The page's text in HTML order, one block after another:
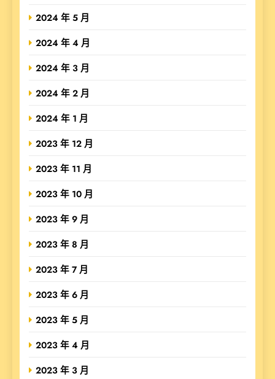
2024 年 5 月
2024 年 4 月
2024 年 3 月
2024 年 2 月
2024 年 1 月
2023 年 12 月
2023 年 11 月
2023 年 10 月
2023 年 9 月
2023 年 8 月
2023 年 7 月
2023 年 6 月
2023 年 5 月
2023 年 4 月
2023 年 3 月